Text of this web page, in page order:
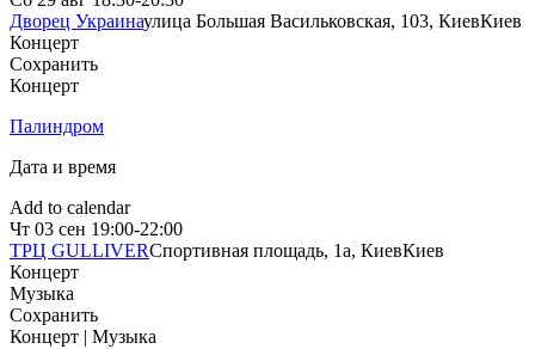
Дворец Украинаулица Большая Васильковская, 103, КиевКиев
Концерт
Сохранить
Концерт
Палиндром
Дата и время
Add to calendar
Чт 03 сен 19:00-22:00
ТРЦ GULLIVERСпортивная площадь, 1a, КиевКиев
Концерт
Музыка
Сохранить
Концерт | Музыка